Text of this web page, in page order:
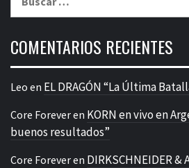
COMENTARIOS RECIENTES
Leo en EL DRAGÓN “La Última
Core Foreveren KORN en vivo en
buenos resultados”
Core Foreveren DIRKSCHNEIDER &